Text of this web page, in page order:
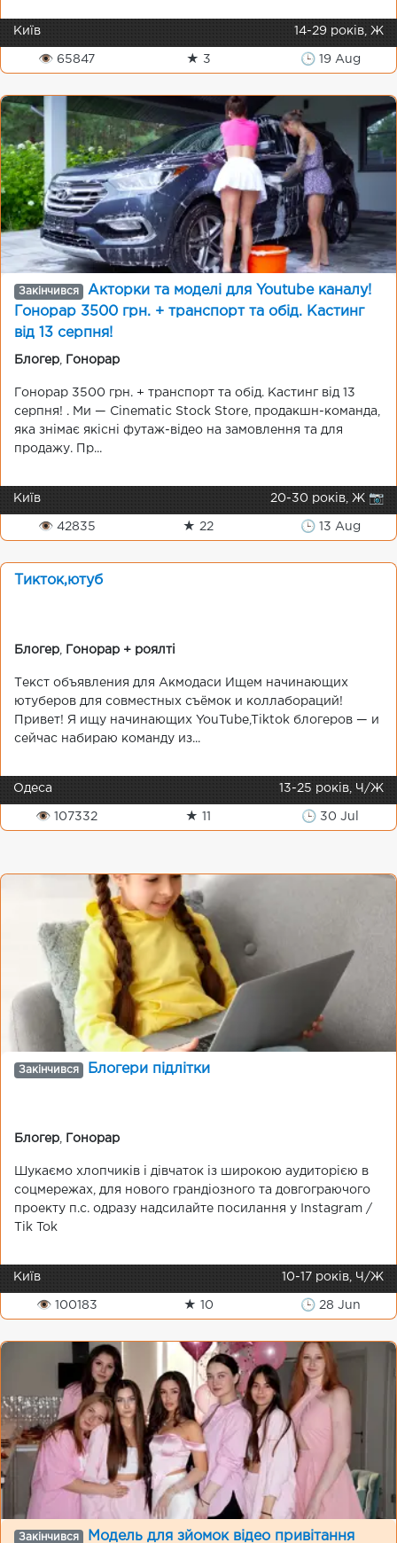
Київ 14-29 років, Ж
👁 65847 ★ 3 🕒 19 Aug
Закінчився
Акторки та моделі для Youtube каналу!
Гонорар 3500 грн. + транспорт та обід. Кастинг
від 13 серпня!
Блогер Гонорар
Гонорар 3500 грн. + транспорт та обід. Кастинг від 13
серпня! . Ми — Cinematic Stock Store, продакшн-команда,
яка знімає якісні футаж-відео на замовлення та для
продажу. Пр...
Київ 20-30 років, Ж 📷
👁 42835 ★ 22 🕒 13 Aug
Тикток,ютуб
Блогер Гонорар + роялті
Текст объявления для Акмодаси Ищем начинающих
ютуберов для совместных съёмок и коллабораций!
Привет! Я ищу начинающих YouTube,Tiktok блогеров — и
сейчас набираю команду из...
Одеса 13-25 років, Ч/Ж
👁 107332 ★ 11 🕒 30 Jul
Закінчився Блогери підлітки
Блогер Гонорар
Шукаємо хлопчиків і дівчаток із широкою аудиторією в
соцмережах, для нового грандіозного та довгограючого
проекту п.с. одразу надсилайте посилання у Instagram /
Tik Tok
Київ 10-17 років, Ч/Ж
👁 100183 ★ 10 🕒 28 Jun
Закінчився Модель для зйомок відео привітання